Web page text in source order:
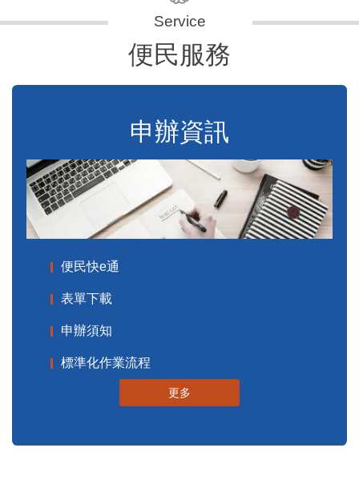
便民服務
申辦資訊
便民快e通
表單下載
申辦須知
標準化作業流程
更多